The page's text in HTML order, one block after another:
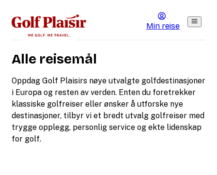
Min reise
Alle reisemål
Oppdag Golf Plaisirs nøye utvalgte golfdestinasjoner
i Europa og resten av verden. Enten du foretrekker
klassiske golfreiser eller ønsker å utforske nye
destinasjoner, tilbyr vi et bredt utvalg golfreiser med
trygge opplegg, personlig service og ekte lidenskap
for golf.